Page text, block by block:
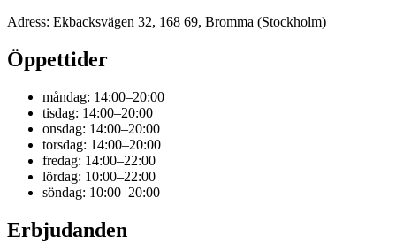
Adress: Ekbacksvägen 32, 168 69, Bromma (Stockholm)
Öppettider
måndag: 14:00–20:00
tisdag: 14:00–20:00
onsdag: 14:00–20:00
torsdag: 14:00–20:00
fredag: 14:00–22:00
lördag: 10:00–22:00
söndag: 10:00–20:00
Erbjudanden